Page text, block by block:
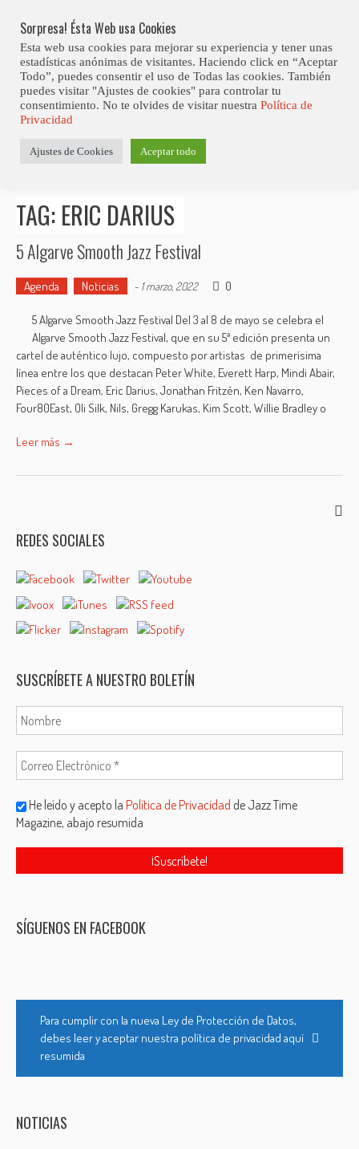
content
Club Contest.
Posts tagged "Eric Darius"
TAG: ERIC DARIUS
5 Algarve Smooth Jazz Festival
Agenda Noticias - 1 marzo, 2022 0
5 Algarve Smooth Jazz Festival Del 3 al 8 de mayo se celebra el
Algarve Smooth Jazz Festival, que en su 5ª edición presenta un
cartel de auténtico lujo, compuesto por artistas de primerísima
línea entre los que destacan Peter White, Everett Harp, Mindi Abair,
Pieces of a Dream, Eric Darius, Jonathan Fritzén, Ken Navarro,
Four80East, Oli Silk, Nils, Gregg Karukas, Kim Scott, Willie Bradley o
Leer más →
REDES SOCIALES
SUSCRÍBETE A NUESTRO BOLETÍN
He leído y acepto laPolítica de Privacidad de Jazz Time
Magazine, abajo resumida
SÍGUENOS EN FACEBOOK
Para cumplir con la nueva Ley de Protección de Datos,
debes leer y aceptar nuestra política de privacidad aquí
resumida
NOTICIAS
Sorpresa! Ésta Web usa Cookies
Esta web usa cookies para mejorar su experiencia y tener unas
estadísticas anónimas de visitantes. Haciendo click en “Aceptar
Todo”, puedes consentir el uso de Todas las cookies. También
puedes visitar "Ajustes de cookies" para controlar tu
consentimiento. No te olvides de visitar nuestra Política de
Privacidad
Ajustes de Cookies Aceptar todo